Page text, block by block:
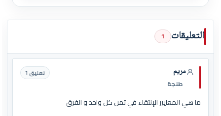
التعليقات 1
مريم
طنجة
تعليق 1
ما هي المعايير الإنتقاء في تمن كل واحد و الفرق